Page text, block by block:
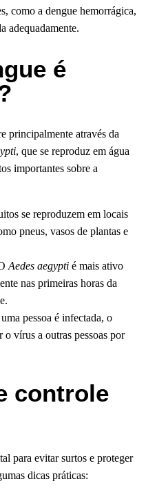
como a dengue hemorrágica,
adequadamente.
é
principalmente através da
, que se reproduz em água
importantes sobre a
se reproduzem em locais
pneus, vasos de plantas e
Aedes aegypti é mais ativo
nas primeiras horas da
pessoa é infectada, o
vírus a outras pessoas por
controle
para evitar surtos e proteger
dicas práticas: